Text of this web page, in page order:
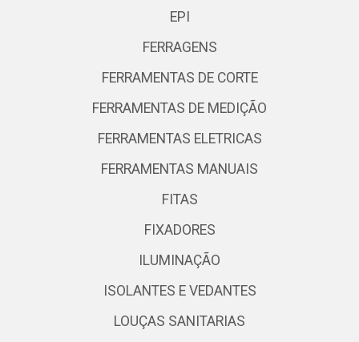
EPI
FERRAGENS
FERRAMENTAS DE CORTE
FERRAMENTAS DE MEDIÇÃO
FERRAMENTAS ELETRICAS
FERRAMENTAS MANUAIS
FITAS
FIXADORES
ILUMINAÇÃO
ISOLANTES E VEDANTES
LOUÇAS SANITARIAS